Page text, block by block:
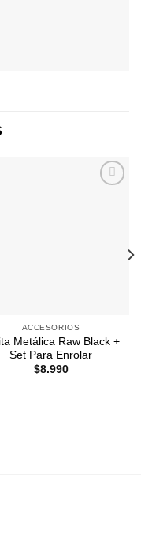
ACCESORIOS
Metálica Raw Black +
Set Para Enrolar
$8.990